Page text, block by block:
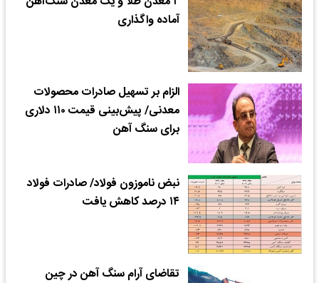
آماده واگذاری
الزام بر تسهیل صادرات محصولات
معدنی/ پیش‌بینی قیمت ۱۱۰ دلاری
برای سنگ آهن
نبض ناموزون فولاد/ صادرات فولاد
۱۴ درصد کاهش یافت
تقاضای آرام سنگ آهن در چین